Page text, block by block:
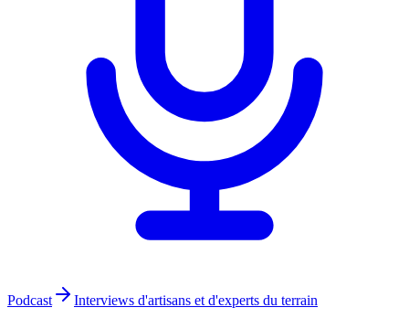
Podcast Interviews d'artisans et d'experts du terrain